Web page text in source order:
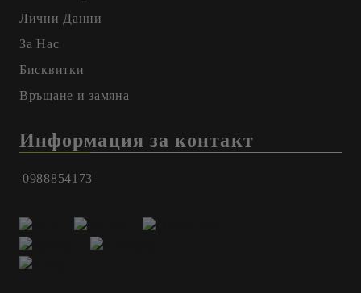
Лични Данни
За Нас
Бисквитки
Връщане и замяна
Информация за контакт
0988854173